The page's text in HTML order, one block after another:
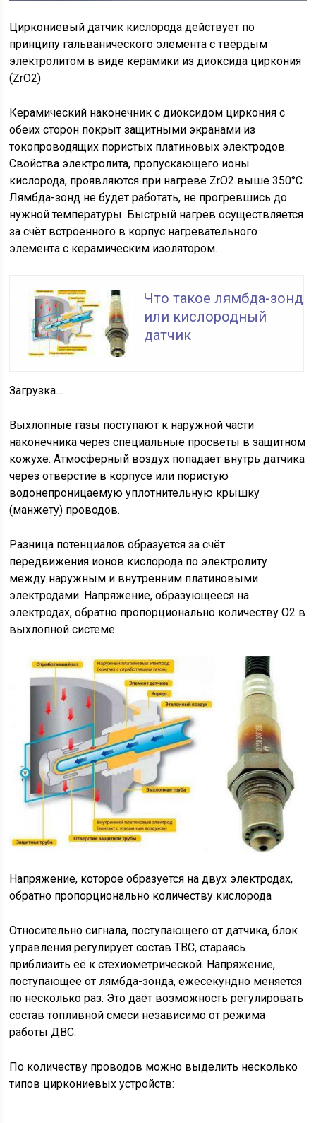
Циркониевый датчик кислорода действует по
принципу гальванического элемента с твёрдым
электролитом в виде керамики из диоксида циркония
(ZrO2)
Керамический наконечник с диоксидом циркония с
обеих сторон покрыт защитными экранами из
токопроводящих пористых платиновых электродов.
Свойства электролита, пропускающего ионы
кислорода, проявляются при нагреве ZrO2 выше 350°C.
Лямбда-зонд не будет работать, не прогревшись до
нужной температуры. Быстрый нагрев осуществляется
за счёт встроенного в корпус нагревательного
элемента с керамическим изолятором.
Что такое лямбда-зонд
или кислородный
датчик
Загрузка…
Выхлопные газы поступают к наружной части
наконечника через специальные просветы в защитном
кожухе. Атмосферный воздух попадает внутрь датчика
через отверстие в корпусе или пористую
водонепроницаемую уплотнительную крышку
(манжету) проводов.
Разница потенциалов образуется за счёт
передвижения ионов кислорода по электролиту
между наружным и внутренним платиновыми
электродами. Напряжение, образующееся на
электродах, обратно пропорционально количеству О2 в
выхлопной системе.
Напряжение, которое образуется на двух электродах,
обратно пропорционально количеству кислорода
Относительно сигнала, поступающего от датчика, блок
управления регулирует состав ТВС, стараясь
приблизить её к стехиометрической. Напряжение,
поступающее от лямбда-зонда, ежесекундно меняется
по несколько раз. Это даёт возможность регулировать
состав топливной смеси независимо от режима
работы ДВС.
По количеству проводов можно выделить несколько
типов циркониевых устройств: